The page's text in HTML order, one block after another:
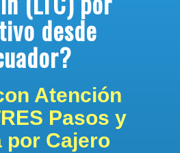
desde
Atención
Pasos y
por Cajero